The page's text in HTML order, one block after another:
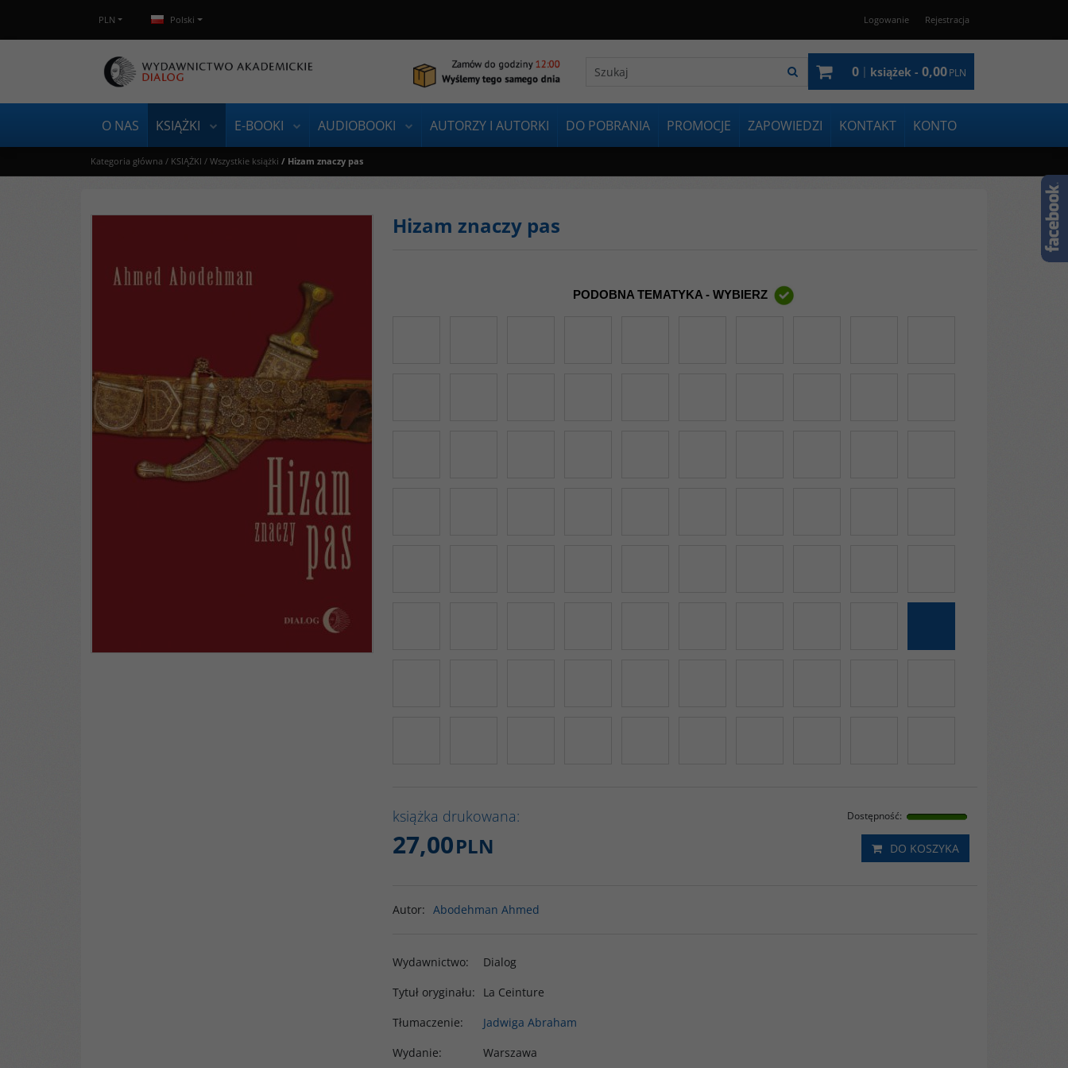
PLN Polski Logowanie Rejestracja
0 | książek - 0,00PLN
O NAS KSIĄŻKI E-BOOKI AUDIOBOOKI AUTORZY I AUTORKI DO POBRANIA PROMOCJE ZAPOWIEDZI KONTAKT KONTO
Kategoria główna / KSIĄŻKI / Wszystkie książki / Hizam znaczy pas
Hizam znaczy pas
PODOBNA TEMATYKA - WYBIERZ
książka drukowana: Dostępność:
27,00PLN DO KOSZYKA
Autor: Abodehman Ahmed
Wydawnictwo:
Dialog
Tytuł oryginału:
La Ceinture
Tłumaczenie:
Jadwiga Abraham
Wydanie:
Warszawa